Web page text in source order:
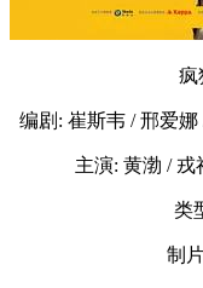
疯
编剧: 崔斯韦 / 邢爱
主演: 黄渤 /
类
制